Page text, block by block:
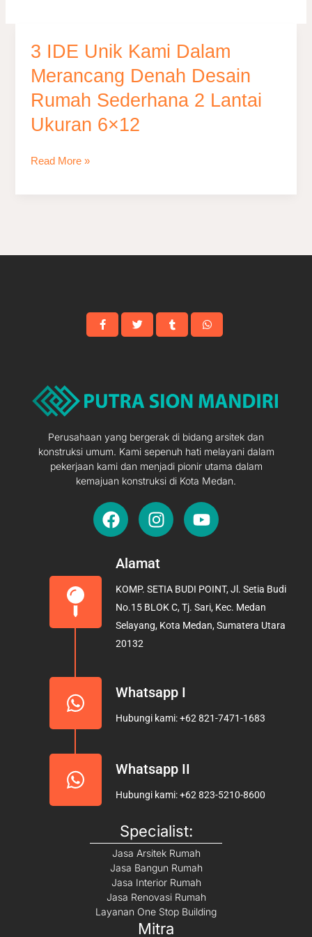
3 IDE Unik Kami Dalam
Merancang Denah Desain
Rumah Sederhana 2 Lantai
Ukuran 6×12
3
IDE
Unik
Kami
Dalam
Denah
Rumah
Lantai
Read More »
Perusahaan yang bergerak di bidang arsitek dan
konstruksi umum. Kami sepenuh hati melayani dalam
pekerjaan kami dan menjadi pionir utama dalam
kemajuan konstruksi di Kota Medan.
F
a
e
o
o
k
I
n
t
g
r
a
Y
o
b
e
Alamat
KOMP. SETIA BUDI POINT, Jl. Setia Budi
No.15 BLOK C, Tj. Sari, Kec. Medan
Selayang, Kota Medan, Sumatera Utara
20132
Whatsapp I
Hubungi kami: +62 821-7471-1683
Whatsapp II
Hubungi kami: +62 823-5210-8600
Specialist:
Jasa Arsitek Rumah
Jasa Bangun Rumah
Jasa Interior Rumah
Jasa Renovasi Rumah
Layanan One Stop Building
Mitra